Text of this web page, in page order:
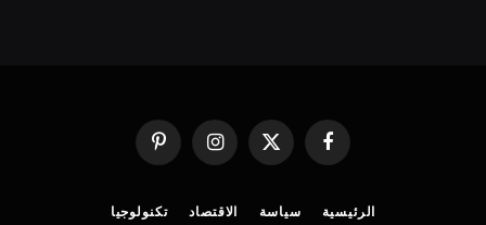
فيسبوك
X
الانستغرامبينتيريست
الرئيسية سياسة الاقتصاد تكنولوجيا